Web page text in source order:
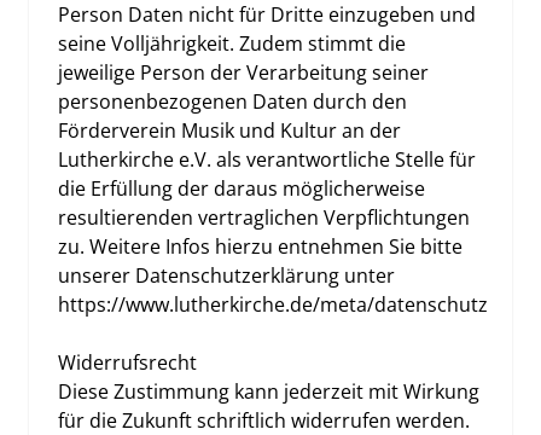
Person Daten nicht für Dritte einzugeben und
seine Volljährigkeit. Zudem stimmt die
jeweilige Person der Verarbeitung seiner
personenbezogenen Daten durch den
Förderverein Musik und Kultur an der
Lutherkirche e.V. als verantwortliche Stelle für
die Erfüllung der daraus möglicherweise
resultierenden vertraglichen Verpflichtungen
zu. Weitere Infos hierzu entnehmen Sie bitte
unserer Datenschutzerklärung unter
https://www.lutherkirche.de/meta/datenschutz
Widerrufsrecht
Diese Zustimmung kann jederzeit mit Wirkung
für die Zukunft schriftlich widerrufen werden.